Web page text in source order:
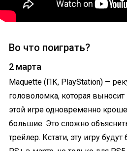
Во что поиграть?
2 марта
Maquette (ПК, PlayStation) —
головоломка, которая
этой игре одновременно
большие. Это сложно
трейлер. Кстати, эту игру